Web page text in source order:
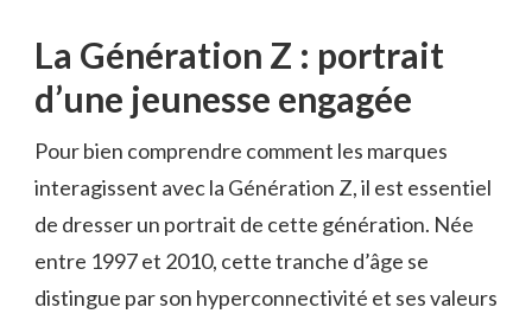
La Génération Z : portrait
d’une jeunesse engagée
Pour bien comprendre comment les marques
interagissent avec la Génération Z, il est essentiel
de dresser un portrait de cette génération. Née
entre 1997 et 2010, cette tranche d’âge se
distingue par son hyperconnectivité et ses valeurs